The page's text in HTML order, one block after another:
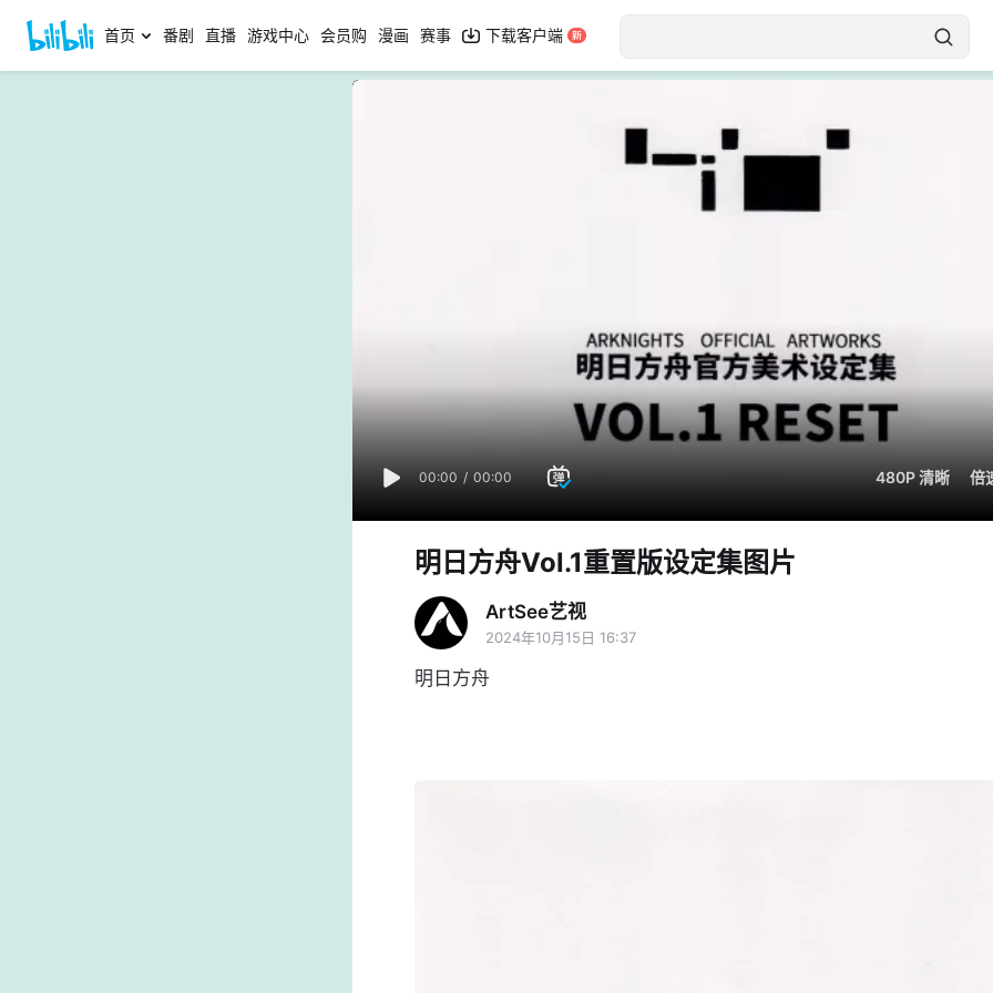
首页 番剧 直播 游戏中心 会员购 漫画 赛事 下载客户端
00:00 / 00:00 480P 清晰 倍
刷新
明日方舟Vol.1重置版设定集图片
ArtSee艺视
2024年10月15日 16:37
明日方舟